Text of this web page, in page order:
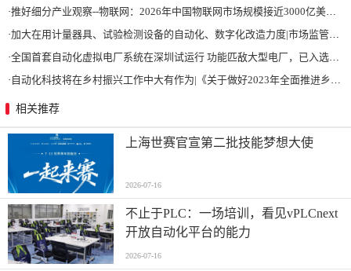
·推好细分产业观察--物联网：2026年中国物联网市场规模接近3000亿美元 智慧工厂、智慧城市、智慧电网等将占60%以上
·加大在用计量器具、试验检测设备的自动化、数字化改造力度|市场监管总局 工业和信息化部 关于促进企业计量能力提升的指导意见
·全国首套自动化虚拟电厂系统在深圳试运行 功能匹敌大型电厂，已入选国际典型案例
· 自动化科技将在乡村振兴工作中大有作为|《关于做好2023年全面推进乡村振兴重点工作的意见》发布
相关推荐
上海世赛官宣第二批技能梦想大使
2026-07-16
不止于PLC：一场培训，看见vPLCnext
开放自动化平台的能力
2026-07-16